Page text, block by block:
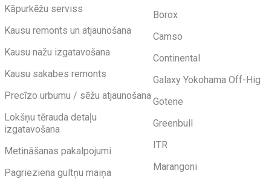
Kāpurkēžu serviss
Kausu remonts un atjaunošana
Kausu nažu izgatavošana
Kausu sakabes remonts
Precīzo urbumu / sēžu atjaunošana
Lokšņu tērauda detaļu
izgatavošana
Metināšanas pakalpojumi
Pagrieziena gultņu maiņa
Borox
Camso
Continental
Galaxy Yokohama Off-
Gotene
Greenbull
ITR
Marangoni